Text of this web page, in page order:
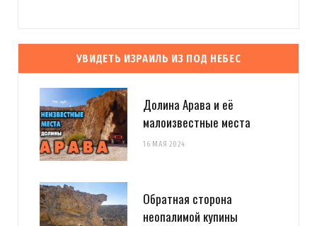
УВИДЕТЬ ИЗРАИЛЬ ИЗ ПОД НЕБЕС
Долина Арава и её
малоизвестные места
16 МАЯ 2024
Обратная сторона
неопалимой купины